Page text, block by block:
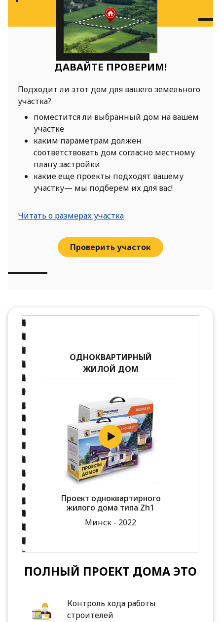
ДАВАЙТЕ ПРОВЕРИМ!
Подходит ли этот дом для вашего земельного
участка?
поместится ли выбранный дом на вашем
участке
каким параметрам должен
соответствовать дом согласно местному
плану застройки
какие еще проекты подходят вашему
участку— мы подберем их для вас!
Читать о размерах участка
Проверить участок
ОДНОКВАРТИРНЫЙ
ЖИЛОЙ ДОМ
Проект одноквартирного
жилого дома типа Zh1
Минск - 2022
ПОЛНЫЙ ПРОЕКТ ДОМА ЭТО
Контроль хода работы
строителей